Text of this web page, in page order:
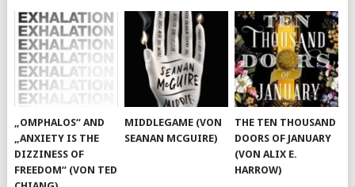
„OMPHALOS“ AND
„ANXIETY IS THE
DIZZINESS OF
FREEDOM“ (VON TED
MIDDLEGAME (VON
SEANAN MCGUIRE)
THE TEN THOUSAND
DOORS OF JANUARY
(VON ALIX E.
HARROW)